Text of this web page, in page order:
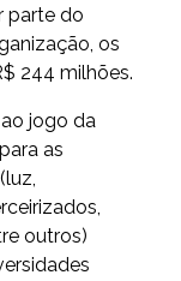
parte do
os
244 milhões.
jogo da
as
outros)